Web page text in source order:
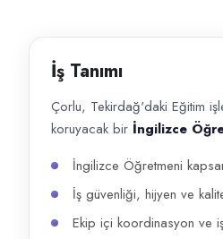
Başvuru kanalları
WhatsApp, Telefon
İlan açıklaması
Çorlu, Tekirdağ'daki Eğitim işletmesi
İş Tanımı
Çorlu, Tekirdağ'daki Eğitim
koruyacak bir İngilizce
İngilizce Öğretmeni
İş güvenliği, hijyen ve
Ekip içi koordinasyon ve